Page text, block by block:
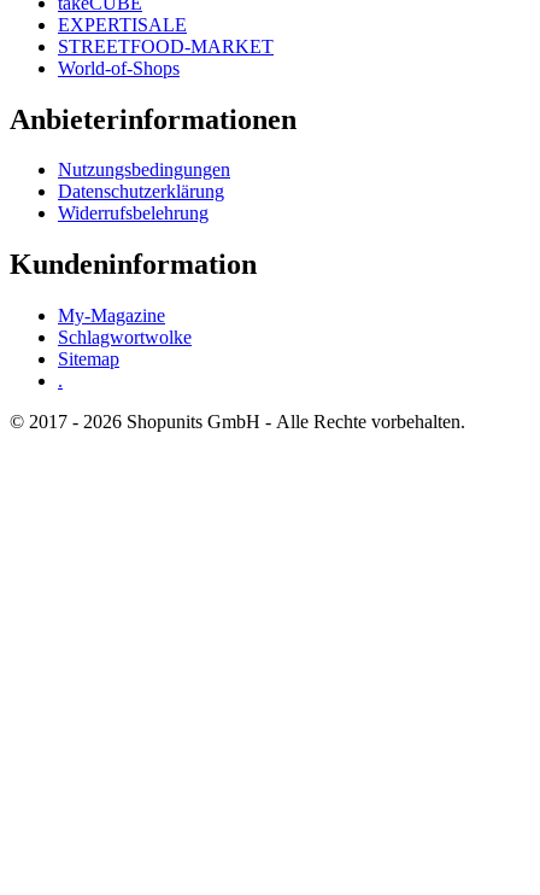
EXPERTISALE
STREETFOOD-MARKET
World-of-Shops
Anbieterinformationen
Nutzungsbedingungen
Datenschutzerklärung
Widerrufsbelehrung
Kundeninformation
My-Magazine
Schlagwortwolke
Sitemap
.
© 2017 - 2026 Shopunits GmbH - Alle Rechte vorbehalten.